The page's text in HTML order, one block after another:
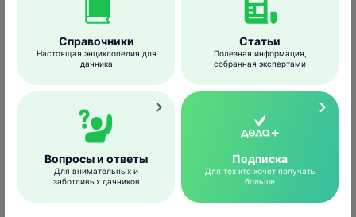
зопнике и др.
Размножение
В году обычно два поколения, однако при
неблагоприятных условиях часть гусениц
первого поколения уходит в диапаузу.
Самки делают кладки по 30–50
Справочники
Настоящая энциклопедия для
дачника
Статьи
Полезная информация,
собранная экспертами
Вопросы и ответы
Для внимательных и
заботливых дачников
Подписка
Для тех кто хочет получать
больше